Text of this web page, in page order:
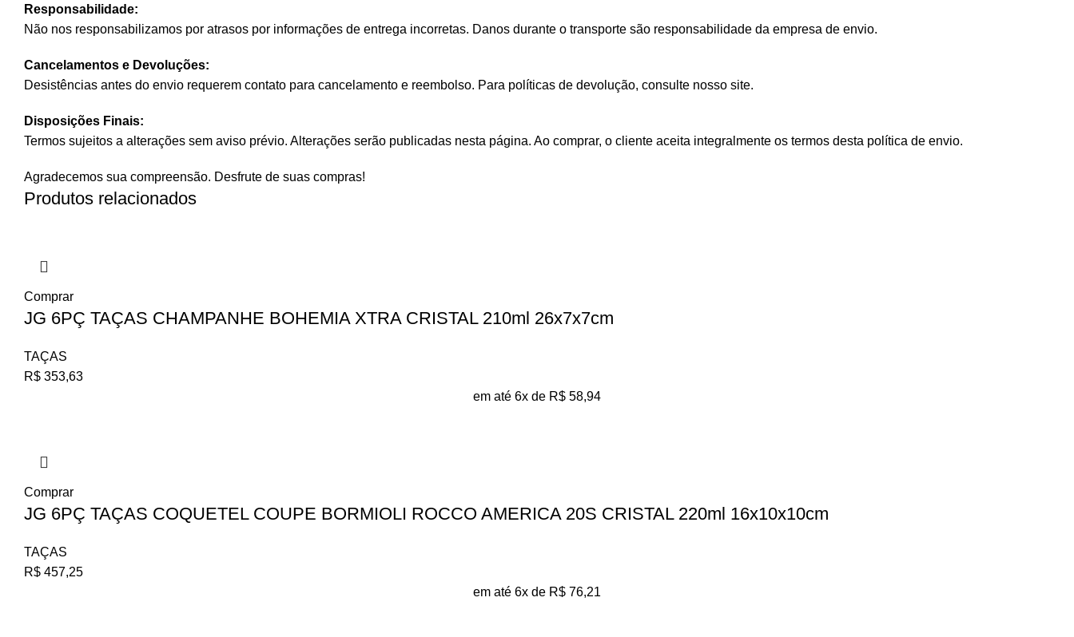
Responsabilidade:
Não nos responsabilizamos por atrasos por informações de entrega incorretas. Danos durante o transporte são responsabilidade da empresa de envio.
Cancelamentos e Devoluções:
Desistências antes do envio requerem contato para cancelamento e reembolso. Para políticas de devolução, consulte nosso site.
Disposições Finais:
Termos sujeitos a alterações sem aviso prévio. Alterações serão publicadas nesta página. Ao comprar, o cliente aceita integralmente os termos desta política de envio.
Agradecemos sua compreensão. Desfrute de suas compras!
Produtos relacionados
Comprar
JG 6PÇ TAÇAS CHAMPANHE BOHEMIA XTRA CRISTAL 210ml 26x7x7cm
TAÇAS
R$ 353,63
em até 6x de R$ 58,94
Comprar
JG 6PÇ TAÇAS COQUETEL COUPE BORMIOLI ROCCO AMERICA 20S CRISTAL 220ml 16x10x10cm
TAÇAS
R$ 457,25
em até 6x de R$ 76,21